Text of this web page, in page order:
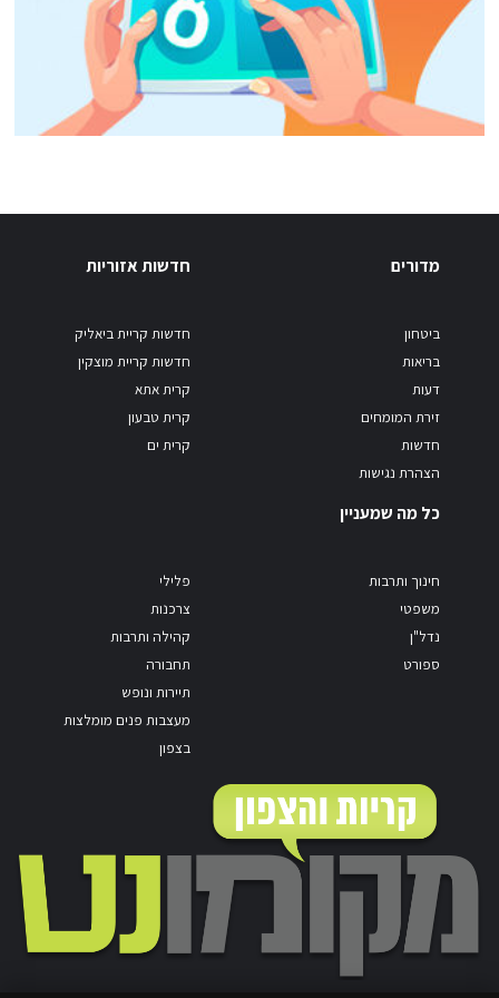
מדורים
ביטחון
בריאות
דעות
זירת המומחים
חדשות
הצהרת נגישות
חדשות אזוריות
חדשות קריית ביאליק
חדשות קריית מוצקין
קרית אתא
קרית טבעון
קרית ים
כל מה שמעניין
חינוך ותרבות
משפטי
נדל"ן
ספורט
פלילי
צרכנות
קהילה ותרבות
תחבורה
תיירות ונופש
מעצבות פנים מומלצות
בצפון